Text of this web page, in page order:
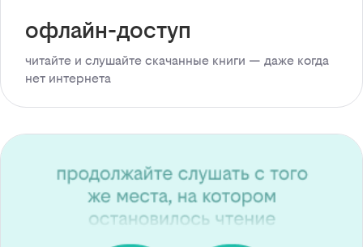
офлайн-доступ
читайте и слушайте скачанные книги — даже когда
нет интернета